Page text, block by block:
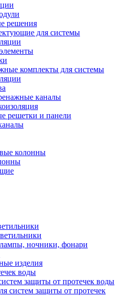
решения
для системы
комплекты для системы
каналы
решетки и панели
колонны
ночники, фонари
изделия
воды
защиты от протечек воды
систем защиты от протечек